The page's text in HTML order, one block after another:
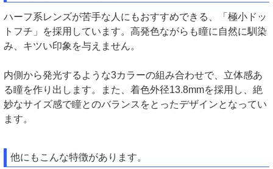
ハーフ系レンズが苦手な人にもおすすめできる、「極小ドッ
トフチ」を採用しています。高発色ながらも瞳に自然に馴染
み、キツい印象を与えません。
内側から発光するような3カラーの組み合わせで、立体感あ
る瞳を作り出します。また、着色外径13.8mmを採用し、絶
妙なサイズ感で瞳とのバランスをとったデザインとなってい
ます。
他にもこんな特徴があります。